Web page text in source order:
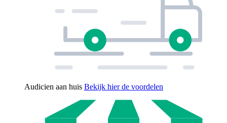
Audicien aan huis Bekijk hier de voordelen